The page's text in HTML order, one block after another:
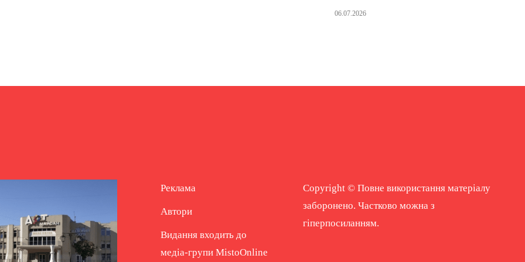
06.07.2026
Реклама
Автори
Видання входить до
медіа-групи MistoOnline
Copyright © Повне використання матеріалу
заборонено. Частково можна з
гіперпосиланням.